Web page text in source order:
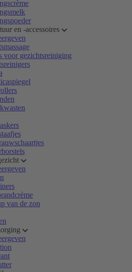
en -accessoires
voor gezichtsreiniging
van de zon